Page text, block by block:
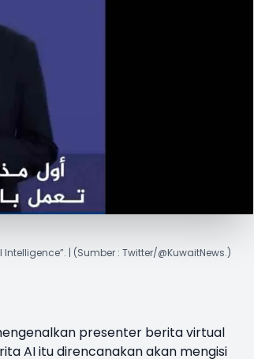
| (Sumber : Twitter/@KuwaitNews.)
presenter berita virtual
AI itu direncanakan akan mengisi